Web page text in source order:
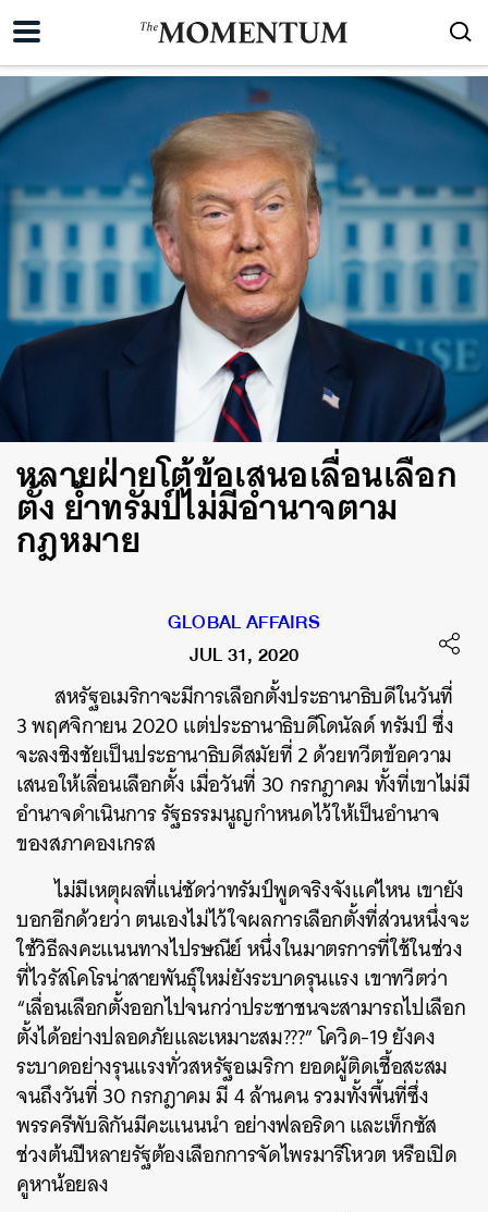
หลายฝ่ายโต้ข้อเสนอเลื่อนเลือก
ตั้ง ย้ำทรัมป์ไม่มีอำนาจตาม
กฎหมาย
GLOBAL AFFAIRS
JUL 31, 2020
สหรัฐอเมริกาจะมีการเลือกตั้งประธานาธิบดีในวันที่
3 พฤศจิกายน 2020 แต่ประธานาธิบดีโดนัลด์ ทรัมป์ ซึ่ง
จะลงชิงชัยเป็นประธานาธิบดีสมัยที่ 2 ด้วยทวีตข้อความ
เสนอให้เลื่อนเลือกตั้ง เมื่อวันที่ 30 กรกฎาคม ทั้งที่เขาไม่มี
อำนาจดำเนินการ รัฐธรรมนูญกำหนดไว้ให้เป็นอำนาจ
ของสภาคองเกรส
ไม่มีเหตุผลที่แน่ชัดว่าทรัมป์พูดจริงจังแค่ไหน เขายัง
บอกอีกด้วยว่า ตนเองไม่ไว้ใจผลการเลือกตั้งที่ส่วนหนึ่งจะ
ใช้วิธีลงคะแนนทางไปรษณีย์ หนึ่งในมาตรการที่ใช้ในช่วง
ที่ไวรัสโคโรน่าสายพันธุ์ใหม่ยังระบาดรุนแรง เขาทวีตว่า
“เลื่อนเลือกตั้งออกไปจนกว่าประชาชนจะสามารถไปเลือก
ตั้งได้อย่างปลอดภัยและเหมาะสม???” โควิด-19 ยังคง
ระบาดอย่างรุนแรงทั่วสหรัฐอเมริกา ยอดผู้ติดเชื้อสะสม
จนถึงวันที่ 30 กรกฎาคม มี 4 ล้านคน รวมทั้งพื้นที่ซึ่ง
พรรครีพับลิกันมีคะแนนนำ อย่างฟลอริดา และเท็กซัส
ช่วงต้นปีหลายรัฐต้องเลือกการจัดไพรมารีโหวต หรือเปิด
คูหาน้อยลง